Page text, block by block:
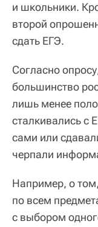
и школьники.
второй
сдать ЕГЭ.
Согласно
большинство
лишь менее
сталкивались с
сами или
черпали
Например, о
по всем
с выбором